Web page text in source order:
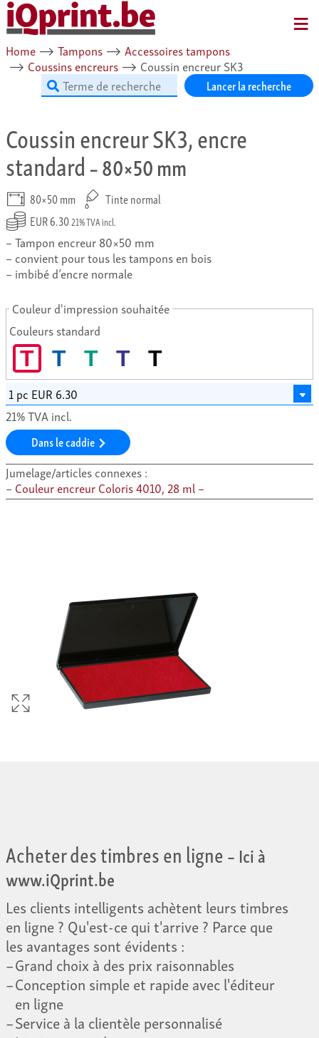
Home ⟶ Tampons ⟶ Accessoires tampons
⟶ Coussins encreurs ⟶ Coussin encreur SK3
Lancer la recherche
Coussin encreur SK3, encre
standard– 80×50 mm
80×50 mm
Tinte normal
EUR 6.3021% TVA incl.
Tampon encreur 80×50 mm
convient pour tous les tampons en bois
imbibé d’encre normale
Couleur d'impression souhaitée
Couleurs standard
T T T T T
21% TVA incl.
Dans le caddie
Jumelage/articles connexes :
Couleur encreur Coloris 4010, 28 ml –
Acheter des timbres en ligne– Ici à
www.iQprint.be
Les clients intelligents achètent leurs timbres
en ligne ? Qu'est-ce qui t'arrive ? Parce que
les avantages sont évidents :
Grand choix à des prix raisonnables
Conception simple et rapide avec l'éditeur
en ligne
Service à la clientèle personnalisé